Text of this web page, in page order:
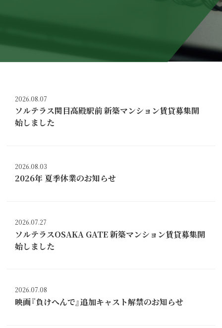
2026.08.07
ソルテラス関目高殿駅前 新築マンション賃貸募集開
始しました
2026.08.03
2026年 夏季休業のお知らせ
2026.07.27
ソルテラスOSAKA GATE 新築マンション賃貸募集開
始しました
2026.07.08
映画『負けへんで』追加キャスト解禁のお知らせ